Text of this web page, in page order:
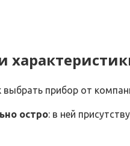
прибор от
остро: в ней